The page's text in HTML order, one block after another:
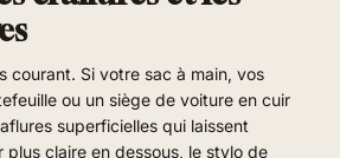
courant. Si votre sac à main, vos
ou un siège de voiture en cuir
superficielles qui laissent
plus claire en dessous, le stylo de